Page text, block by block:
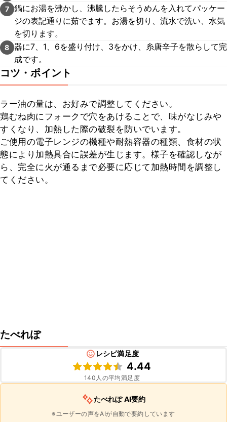
7 鍋にお湯を沸かし、沸騰したらそうめんを入れてパッケー
ジの表記通りに茹でます。お湯を切り、流水で洗い、水気
を切ります。
8 器に7、1、6を盛り付け、3をかけ、糸唐辛子を散らして完
成です。
コツ・ポイント
ラー油の量は、お好みで調整してください。
鶏むね肉にフォークで穴をあけることで、味がなじみや
すくなり、加熱した際の破裂を防いでいます。
ご使用の電子レンジの機種や耐熱容器の種類、食材の状
態により加熱具合に誤差が生じます。様子を確認しなが
ら、完全に火が通るまで必要に応じて加熱時間を調整し
てください。
たべれぽ
レシピ満足度
4.44
140 人の平均満足度
たべれぽ AI要約
※ユーザーの声をAIが自動で要約しています